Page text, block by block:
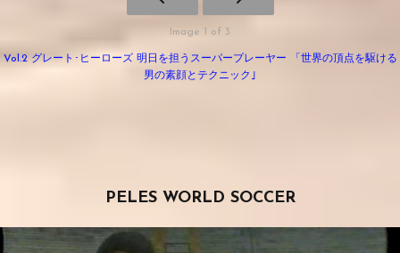
Image 1 of 3
Vol.2 グレート･ヒーローズ 明日を担うスーパープレーヤー 「世界の頂点を駆ける
男の素顔とテクニック｣
PELES WORLD SOCCER